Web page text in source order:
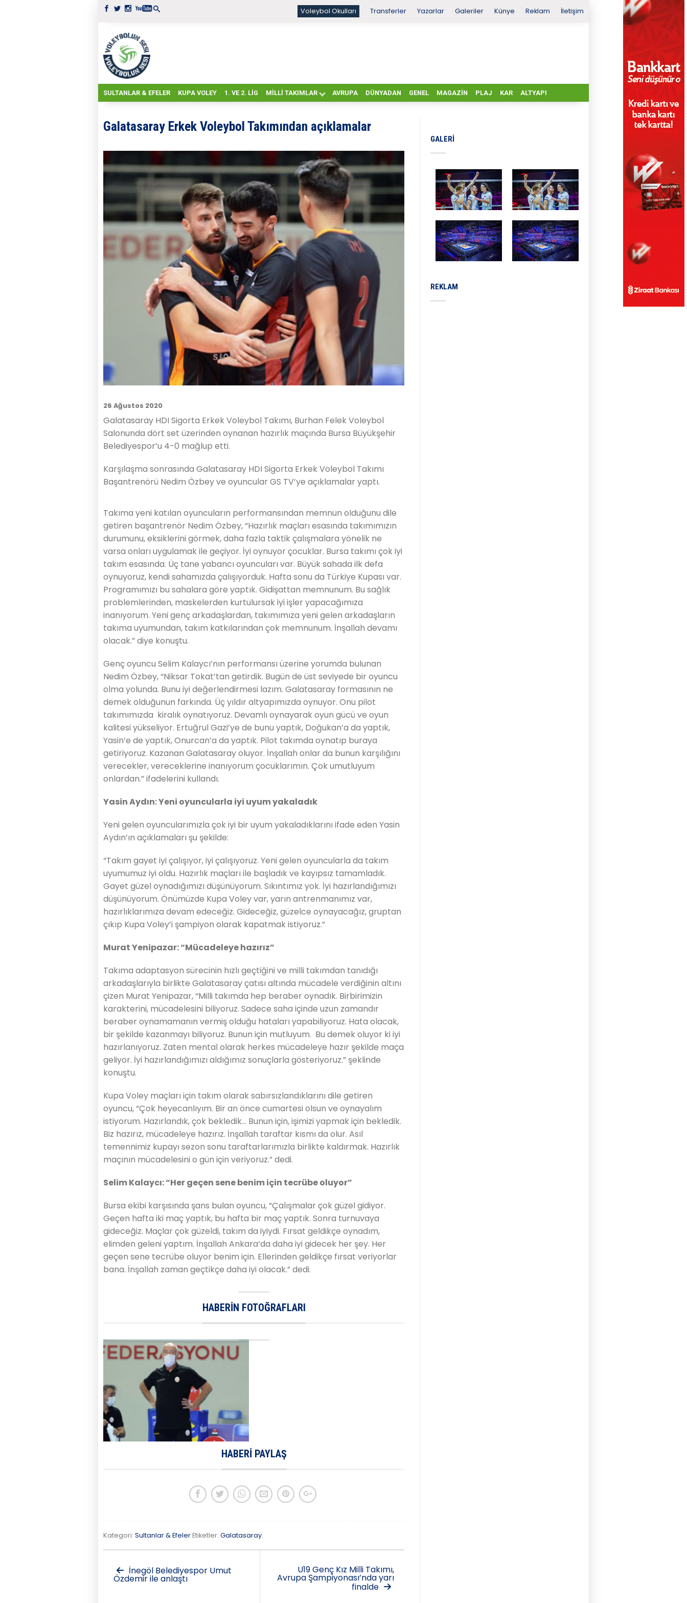
Voleybol Okulları Transferler Yazarlar Galeriler Künye Reklam İletişim
SULTANLAR & EFELER KUPA VOLEY 1. VE 2. LIG MILLI TAKIMLAR AVRUPA DÜNYADAN GENEL MAGAZIN PLAJ KAR ALTYAPI
Galatasaray Erkek Voleybol Takımından açıklamalar
26 Ağustos 2020
Galatasaray HDI Sigorta Erkek Voleybol Takımı, Burhan Felek Voleybol
Salonunda dört set üzerinden oynanan hazırlık maçında Bursa Büyükşehir
Belediyespor’u 4-0 mağlup etti.
Karşılaşma sonrasında Galatasaray HDI Sigorta Erkek Voleybol Takımı
Başantrenörü Nedim Özbey ve oyuncular GS TV’ye açıklamalar yaptı.
Takıma yeni katılan oyuncuların performansından memnun olduğunu dile
getiren başantrenör Nedim Özbey, “Hazırlık maçları esasında takımımızın
durumunu, eksiklerini görmek, daha fazla taktik çalışmalara yönelik ne
varsa onları uygulamak ile geçiyor. İyi oynuyor çocuklar. Bursa takımı çok iyi
takım esasında. Üç tane yabancı oyuncuları var. Büyük sahada ilk defa
oynuyoruz, kendi sahamızda çalışıyorduk. Hafta sonu da Türkiye Kupası var.
Programımızı bu sahalara göre yaptık. Gidişattan memnunum. Bu sağlık
problemlerinden, maskelerden kurtulursak iyi işler yapacağımıza
inanıyorum. Yeni genç arkadaşlardan, takımımıza yeni gelen arkadaşların
takıma uyumundan, takım katkılarından çok memnunum. İnşallah devamı
olacak.” diye konuştu.
Genç oyuncu Selim Kalaycı’nın performansı üzerine yorumda bulunan
Nedim Özbey, “Niksar Tokat’tan getirdik. Bugün de üst seviyede bir oyuncu
olma yolunda. Bunu iyi değerlendirmesi lazım. Galatasaray formasının ne
demek olduğunun farkında. Üç yıldır altyapımızda oynuyor. Onu pilot
takımımızda kiralık oynatıyoruz. Devamlı oynayarak oyun gücü ve oyun
kalitesi yükseliyor. Ertuğrul Gazi’ye de bunu yaptık, Doğukan’a da yaptık,
Yasin’e de yaptık, Onurcan’a da yaptık. Pilot takımda oynatıp buraya
getiriyoruz. Kazanan Galatasaray oluyor. İnşallah onlar da bunun karşılığını
verecekler, vereceklerine inanıyorum çocuklarımın. Çok umutluyum
onlardan.” ifadelerini kullandı.
Yasin Aydın: Yeni oyuncularla iyi uyum yakaladık
Yeni gelen oyuncularımızla çok iyi bir uyum yakaladıklarını ifade eden Yasin
Aydın’ın açıklamaları şu şekilde:
“Takım gayet iyi çalışıyor, iyi çalışıyoruz. Yeni gelen oyuncularla da takım
uyumumuz iyi oldu. Hazırlık maçları ile başladık ve kayıpsız tamamladık.
Gayet güzel oynadığımızı düşünüyorum. Sıkıntımız yok. İyi hazırlandığımızı
düşünüyorum. Önümüzde Kupa Voley var, yarın antrenmanımız var,
hazırlıklarımıza devam edeceğiz. Gideceğiz, güzelce oynayacağız, gruptan
çıkıp Kupa Voley’i şampiyon olarak kapatmak istiyoruz.”
Murat Yenipazar: “Mücadeleye hazırız”
Takıma adaptasyon sürecinin hızlı geçtiğini ve milli takımdan tanıdığı
arkadaşlarıyla birlikte Galatasaray çatısı altında mücadele verdiğinin altını
çizen Murat Yenipazar, “Milli takımda hep beraber oynadık. Birbirimizin
karakterini, mücadelesini biliyoruz. Sadece saha içinde uzun zamandır
beraber oynamamanın vermiş olduğu hataları yapabiliyoruz. Hata olacak,
bir şekilde kazanmayı biliyoruz. Bunun için mutluyum. Bu demek oluyor ki iyi
hazırlanıyoruz. Zaten mental olarak herkes mücadeleye hazır şekilde maça
geliyor. İyi hazırlandığımızı aldığımız sonuçlarla gösteriyoruz.” şeklinde
konuştu.
Kupa Voley maçları için takım olarak sabırsızlandıklarını dile getiren
oyuncu, “Çok heyecanlıyım. Bir an önce cumartesi olsun ve oynayalım
istiyorum. Hazırlandık, çok bekledik… Bunun için, işimizi yapmak için bekledik.
Biz hazırız, mücadeleye hazırız. İnşallah taraftar kısmı da olur. Asıl
temennimiz kupayı sezon sonu taraftarlarımızla birlikte kaldırmak. Hazırlık
maçının mücadelesini o gün için veriyoruz.” dedi.
Selim Kalaycı: “Her geçen sene benim için tecrübe oluyor”
Bursa ekibi karşısında şans bulan oyuncu, “Çalışmalar çok güzel gidiyor.
Geçen hafta iki maç yaptık, bu hafta bir maç yaptık. Sonra turnuvaya
gideceğiz. Maçlar çok güzeldi, takım da iyiydi. Fırsat geldikçe oynadım,
elimden geleni yaptım. İnşallah Ankara’da daha iyi gidecek her şey. Her
geçen sene tecrübe oluyor benim için. Ellerinden geldikçe fırsat veriyorlar
bana. İnşallah zaman geçtikçe daha iyi olacak.” dedi.
HABERIN FOTOĞRAFLARI
HABERI PAYLAŞ
Kategori: Sultanlar & EfelerEtiketler: Galatasaray.
İnegöl Belediyespor Umut
Özdemir ile anlaştı
U19 Genç Kız Milli Takımı,
Avrupa Şampiyonası’nda yarı
finalde
GALERI
REKLAM